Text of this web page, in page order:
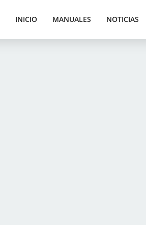
INICIO MANUALES NOTICIAS